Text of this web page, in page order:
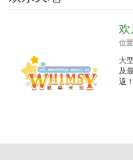
位
大
及
返！